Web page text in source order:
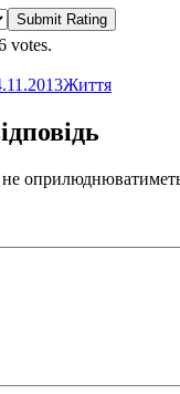
Submit Rating
votes.
Категорії
Життя